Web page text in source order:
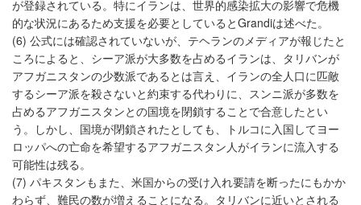
が登録されている。特にイランは、世界的感染拡大の影響で危機
的な状況にあるため支援を必要としているとGrandiは述べた。
(6) 公式には確認されていないが、テヘランのメディアが報じたと
ころによると、シーア派が大多数を占めるイランは、タリバンが
アフガニスタンの少数派であるとは言え、イランの全人口に匹敵
するシーア派を殺さないと約束する代わりに、スンニ派が多数を
占めるアフガニスタンとの国境を閉鎖することで合意したとい
う。しかし、国境が閉鎖されたとしても、トルコに入国してヨー
ロッパへの亡命を希望するアフガニスタン人がイランに流入する
可能性は残る。
(7) パキスタンもまた、米国からの受け入れ要請を断ったにもかか
わらず、難民の数が増えることになる。タリバンに近いとされる